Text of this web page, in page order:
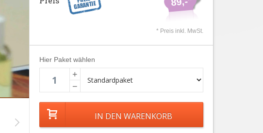
* Preis inkl. MwSt.
Hier Paket wählen
+
−